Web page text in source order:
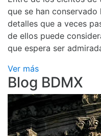
que se han
detalles que a veces
de ellos puede
que espera ser
Ver más
Blog BDMX